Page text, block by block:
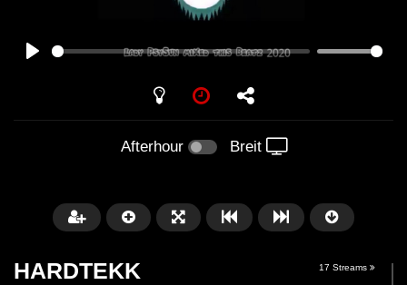
Afterhour Breit
HARDTEKK 17 Streams